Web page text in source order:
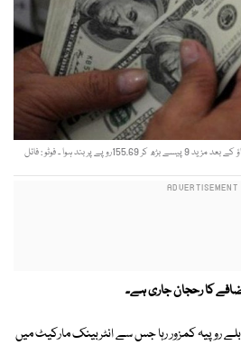
پر بند ہوا ۔ فوٹو : فائل
کا رحجان جاری ہے۔
روپیہ کمزور رہا جس سے انٹربینک مارکیٹ میں